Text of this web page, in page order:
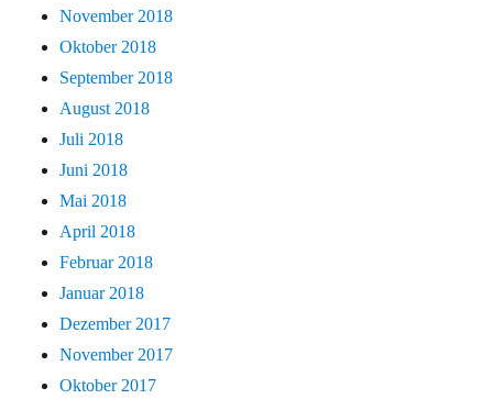
November 2018
Oktober 2018
September 2018
August 2018
Juli 2018
Juni 2018
Mai 2018
April 2018
Februar 2018
Januar 2018
Dezember 2017
November 2017
Oktober 2017